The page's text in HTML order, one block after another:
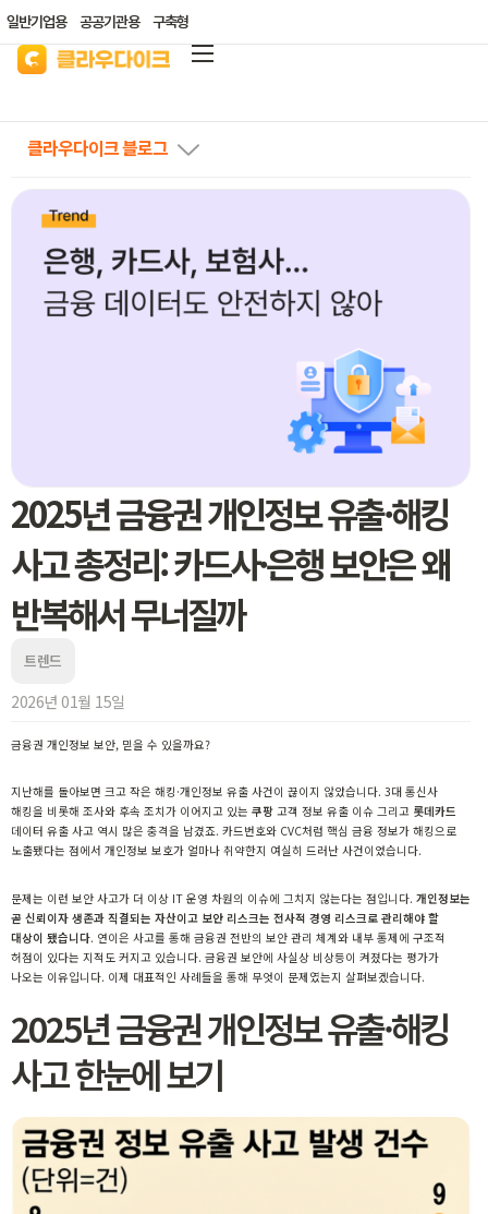
일반기업용 공공기관용 구축형
가격안내
산업별 솔루션
고객지원
클라우드 바우처
클라우다이크 블로그
2025년 금융권 개인정보 유출·해킹
사고 총정리: 카드사·은행 보안은 왜
반복해서 무너질까
트렌드
2026년 01월 15일
금융권 개인정보 보안, 믿을 수 있을까요?
지난해를 돌아보면 크고 작은 해킹·개인정보 유출 사건이 끊이지 않았습니다. 3대 통신사
해킹을 비롯해 조사와 후속 조치가 이어지고 있는 쿠팡 고객 정보 유출 이슈 그리고 롯데카드
데이터 유출 사고 역시 많은 충격을 남겼죠. 카드번호와 CVC처럼 핵심 금융 정보가 해킹으로
노출됐다는 점에서 개인정보 보호가 얼마나 취약한지 여실히 드러난 사건이었습니다.
문제는 이런 보안 사고가 더 이상 IT 운영 차원의 이슈에 그치지 않는다는 점입니다. 개인정보는
곧 신뢰이자 생존과 직결되는 자산이고 보안 리스크는 전사적 경영 리스크로 관리해야 할
대상이 됐습니다. 연이은 사고를 통해 금융권 전반의 보안 관리 체계와 내부 통제에 구조적
허점이 있다는 지적도 커지고 있습니다. 금융권 보안에 사실상 비상등이 켜졌다는 평가가
나오는 이유입니다. 이제 대표적인 사례들을 통해 무엇이 문제였는지 살펴보겠습니다.
2025년 금융권 개인정보 유출·해킹
사고 한눈에 보기